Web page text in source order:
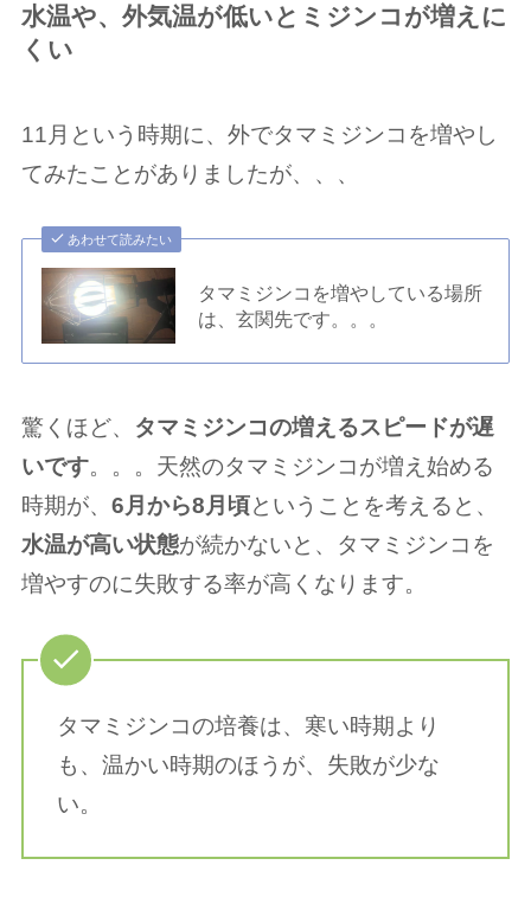
水温や、外気温が低いとミジンコが増えに
くい
11月という時期に、外でタマミジンコを増やし
てみたことがありましたが、、、
あわせて読みたい
タマミジンコを増やしている場所
は、玄関先です。。。
驚くほど、 タマミジンコの増えるスピードが遅
いです。。。天然のタマミジンコが増え始める
時期が、 6月から8月頃ということを考えると、
水温が高い状態が続かないと、タマミジンコを
増やすのに失敗する率が高くなります。
タマミジンコの培養は、寒い時期より
も、温かい時期のほうが、失敗が少な
い。